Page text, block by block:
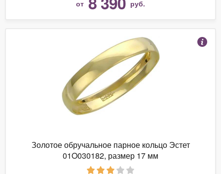
от руб.
Золотое обручальное парное кольцо Эстет
01O030182, размер 17 мм